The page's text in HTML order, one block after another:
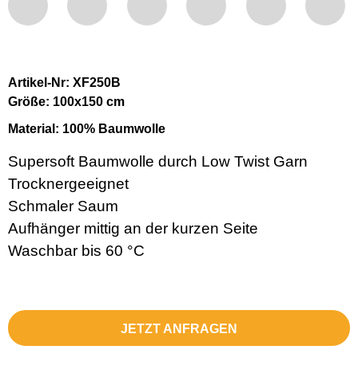
Artikel-Nr: XF250B
Größe: 100x150 cm
Material: 100% Baumwolle
Supersoft Baumwolle durch Low Twist Garn
Trocknergeeignet
Schmaler Saum
Aufhänger mittig an der kurzen Seite
Waschbar bis 60 °C
JETZT ANFRAGEN